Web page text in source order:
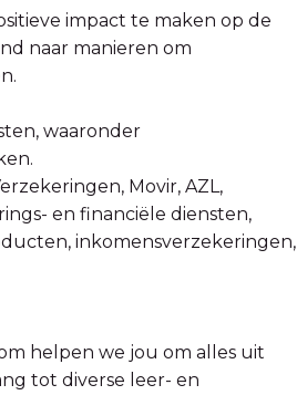
impact te maken op de
naar manieren om
waaronder
Movir, AZL,
en financiële diensten,
inkomensverzekeringen,
helpen we jou om alles uit
tot diverse leer- en